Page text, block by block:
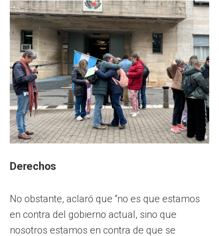
Derechos
No obstante, aclaró que “no es que estamos
en contra del gobierno actual, sino que
nosotros estamos en contra de que se